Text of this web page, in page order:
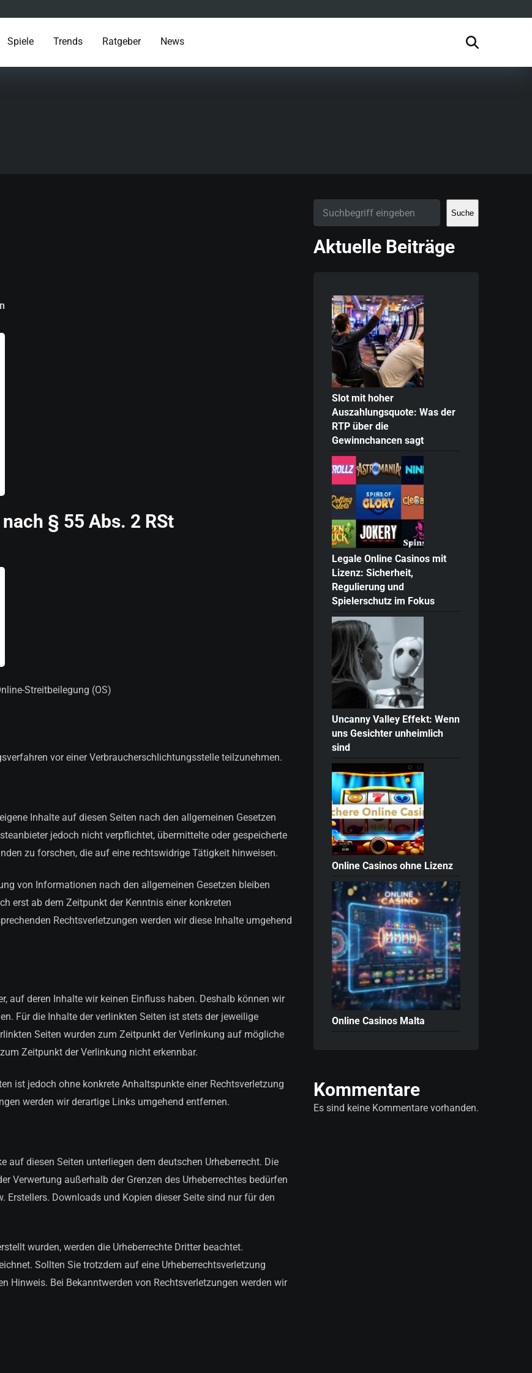
Spiele Trends Ratgeber News
§ 55 Abs. 2 RSt
Streitbeilegung (OS)
vor einer Verbraucherschlichtungsstelle teilzunehmen.
Inhalte auf diesen Seiten nach den allgemeinen Gesetzen
jedoch nicht verpflichtet, übermittelte oder gespeicherte
zu forschen, die auf eine rechtswidrige Tätigkeit hinweisen.
von Informationen nach den allgemeinen Gesetzen bleiben
erst ab dem Zeitpunkt der Kenntnis einer konkreten
Rechtsverletzungen werden wir diese Inhalte umgehend
auf deren Inhalte wir keinen Einfluss haben. Deshalb können wir
Für die Inhalte der verlinkten Seiten ist stets der jeweilige
Seiten wurden zum Zeitpunkt der Verlinkung auf mögliche
Zeitpunkt der Verlinkung nicht erkennbar.
ist jedoch ohne konkrete Anhaltspunkte einer Rechtsverletzung
werden wir derartige Links umgehend entfernen.
auf diesen Seiten unterliegen dem deutschen Urheberrecht. Die
Verwertung außerhalb der Grenzen des Urheberrechtes bedürfen
Downloads und Kopien dieser Seite sind nur für den
wurden, werden die Urheberrechte Dritter beachtet.
Sollten Sie trotzdem auf eine Urheberrechtsverletzung
Hinweis. Bei Bekanntwerden von Rechtsverletzungen werden wir
Suche
Aktuelle Beiträge
Slot mit hoher
Auszahlungsquote: Was der
RTP über die
Gewinnchancen sagt
Legale Online Casinos mit
Lizenz: Sicherheit,
Regulierung und
Spielerschutz im Fokus
Uncanny Valley Effekt: Wenn
uns Gesichter unheimlich
sind
Online Casinos ohne Lizenz
Online Casinos Malta
Kommentare
Es sind keine Kommentare vorhanden.